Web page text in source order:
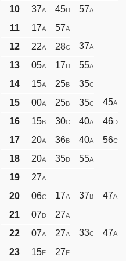
10 37A 45D 57A
11 17A 57A
12 22A 28C 37A
13 05A 17D 55A
14 15A 25B 35C
15 00A 25B 35C 45A
16 15B 30C 40A 46D
17 20A 36B 40A 56C
18 20A 35D 55A
19 27A
20 06C 17A 37B 47A
21 07D 27A
22 07A 27A 33C 47A
23 15E 27E